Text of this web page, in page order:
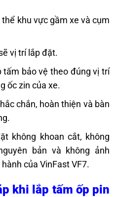
khu vực gầm xe và cụm
vị trí lắp đặt.
tấm bảo vệ theo đúng vị trí
ốc zin của xe.
chắn, hoàn thiện và bàn
không khoan cắt, không
bản và không ảnh
của VinFast VF7.
khi lắp tấm ốp pin